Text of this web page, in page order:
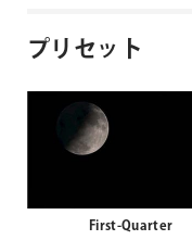
プリセット